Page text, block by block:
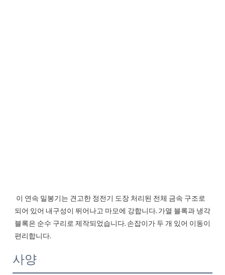
이 연속 밀봉기는 견고한 정전기 도장 처리된 전체 금속 구조로
되어 있어 내구성이 뛰어나고 마모에 강합니다. 가열 블록과 냉각
블록은 순수 구리로 제작되었습니다. 손잡이가 두 개 있어 이동이
편리합니다.
사양